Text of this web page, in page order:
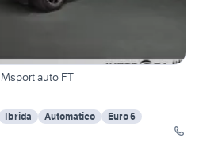
auto FT
Ibrida Automatico
Euro 6